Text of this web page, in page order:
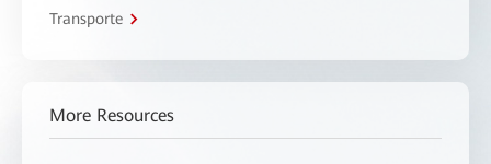
Transporte
More Resources